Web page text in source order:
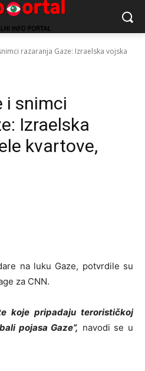
razaranja Gaze: Izraelska vojska
i snimci
Izraelska
kvartove,
na luku Gaze, potvrdile su
za CNN.
koje pripadaju terorističkoj
pojasa Gaze”, navodi se u